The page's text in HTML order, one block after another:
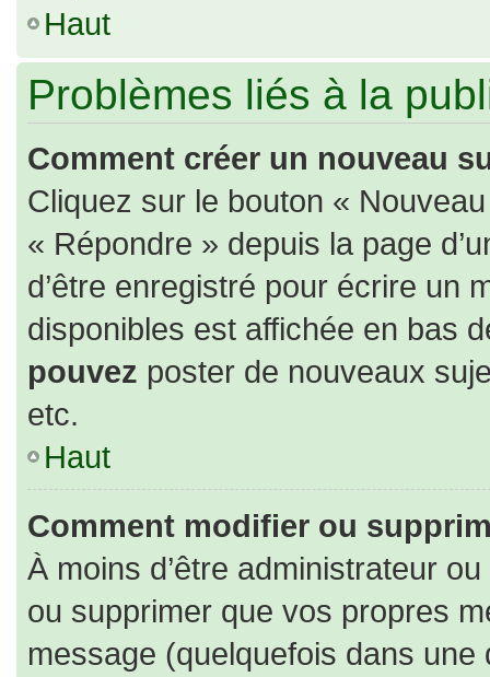
Haut
Problèmes liés à la
Comment créer un nouveau
Cliquez sur le bouton «
« Répondre » depuis la page
d’être enregistré pour écrire un
disponibles est affichée en bas
pouvez poster de nouveaux
etc.
Haut
Comment modifier ou
À moins d’être administrateur
ou supprimer que vos propres
message (quelquefois dans